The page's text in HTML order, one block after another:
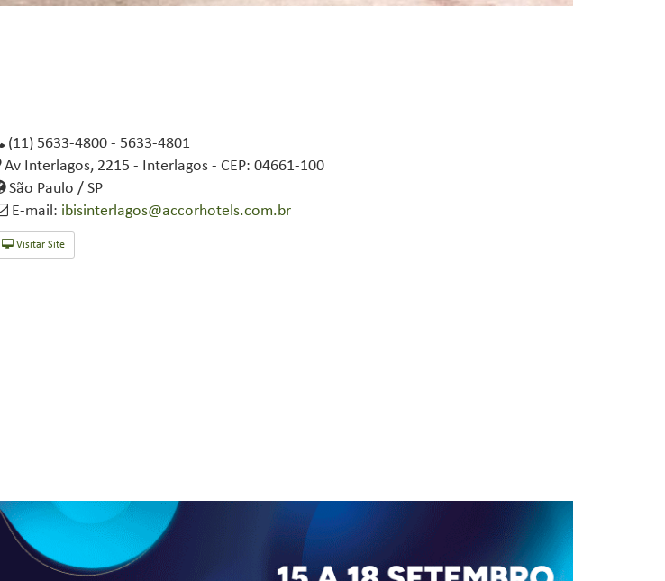
(11) 5633-4800 - 5633-4801
Av Interlagos, 2215 - Interlagos - CEP: 04661-100
São Paulo / SP
E-mail: ibisinterlagos@accorhotels.com.br
Visitar Site